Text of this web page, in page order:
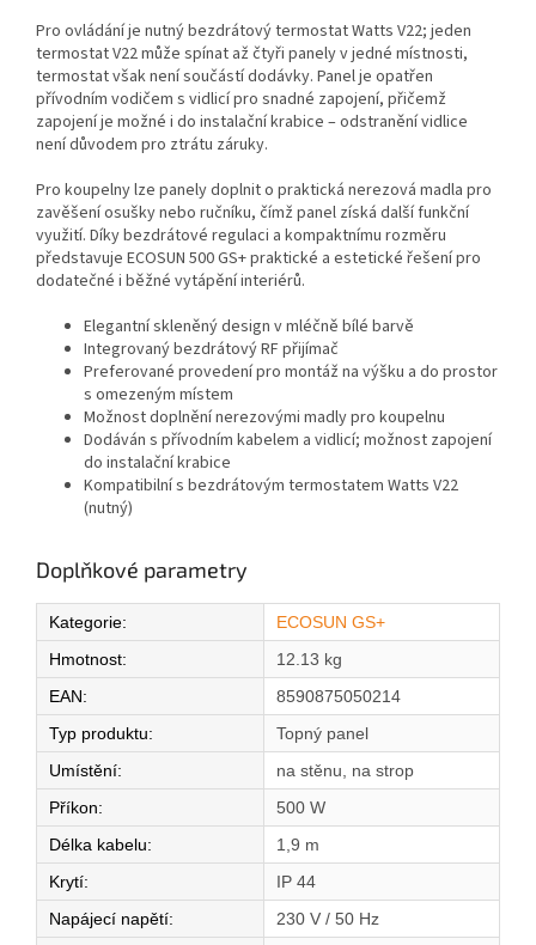
Pro ovládání je nutný bezdrátový termostat Watts V22; jeden
termostat V22 může spínat až čtyři panely v jedné místnosti,
termostat však není součástí dodávky. Panel je opatřen
přívodním vodičem s vidlicí pro snadné zapojení, přičemž
zapojení je možné i do instalační krabice – odstranění vidlice
není důvodem pro ztrátu záruky.
Pro koupelny lze panely doplnit o praktická nerezová madla pro
zavěšení osušky nebo ručníku, čímž panel získá další funkční
využití. Díky bezdrátové regulaci a kompaktnímu rozměru
představuje ECOSUN 500 GS+ praktické a estetické řešení pro
dodatečné i běžné vytápění interiérů.
Elegantní skleněný design v mléčně bílé barvě
Integrovaný bezdrátový RF přijímač
Preferované provedení pro montáž na výšku a do prostor
s omezeným místem
Možnost doplnění nerezovými madly pro koupelnu
Dodáván s přívodním kabelem a vidlicí; možnost zapojení
do instalační krabice
Kompatibilní s bezdrátovým termostatem Watts V22
(nutný)
Doplňkové parametry
Kategorie:
ECOSUN GS+
Hmotnost:
12.13 kg
EAN:
8590875050214
Typ produktu:
Topný panel
Umístění:
na stěnu, na strop
Příkon:
500 W
Délka kabelu:
1,9 m
Krytí:
IP 44
Napájecí napětí:
230 V / 50 Hz